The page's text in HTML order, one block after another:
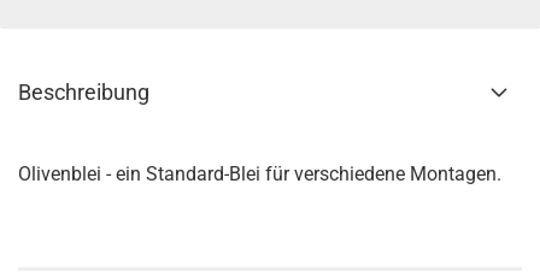
Beschreibung
Olivenblei - ein Standard-Blei für verschiedene Montagen.